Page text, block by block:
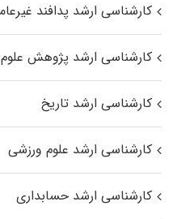
کارشناسی ارشد پدافند
کارشناسی ارشد پژوهش
کارشناسی ارشد تاریخ
کارشناسی ارشد علوم ورزشی
کارشناسی ارشد حسابداری